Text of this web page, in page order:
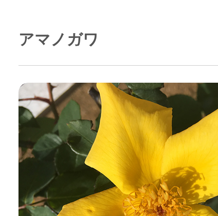
アマノガワ